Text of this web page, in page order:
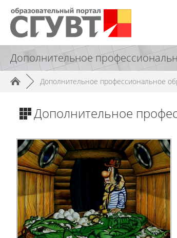
Дополнительное
► Дополнительное профессиональное
Дополнительное